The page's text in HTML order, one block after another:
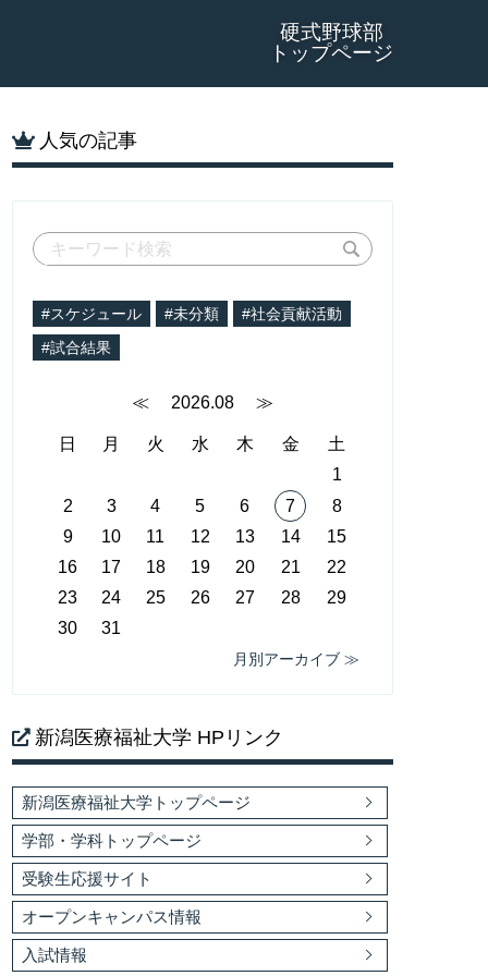
硬式野球部
トップページ
人気の記事
#スケジュール #未分類
#社会貢献活動
#試合結果
≪ 2026.08 ≫
日 月 火 水 木 金
土
1
2
3 4 5 6 7
8
9
10 11 12 13 14
15
16
17 18 19 20 21
22
23
24 25 26 27 28
29
30
31
月別アーカイブ ≫
新潟医療福祉大学 HPリンク
新潟医療福祉大学トップページ
学部・学科トップページ
受験生応援サイト
オープンキャンパス情報
入試情報